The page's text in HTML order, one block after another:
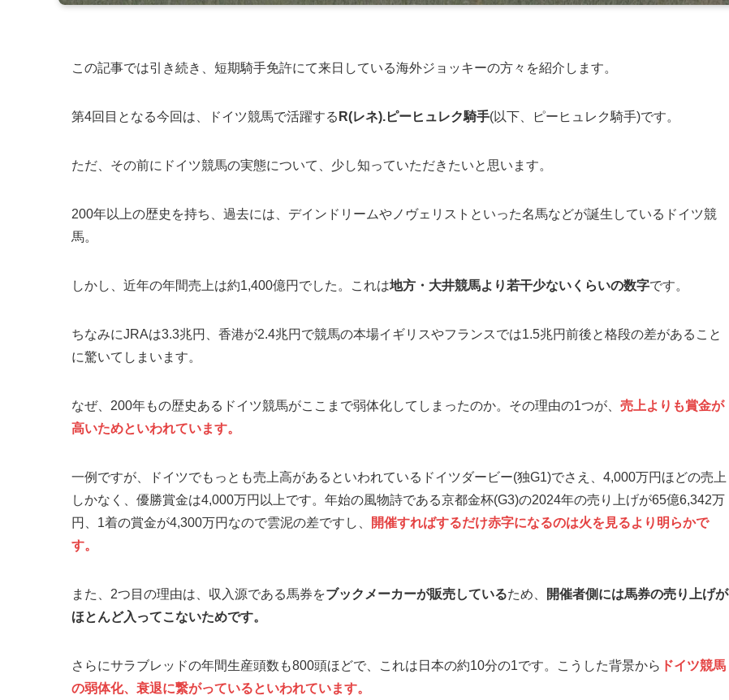
この記事では引き続き、短期騎手免許にて来日している海外ジョッキーの方々を紹介します。
第4回目となる今回は、ドイツ競馬で活躍する R(レネ).ピーヒュレク騎手(以下、ピーヒュレク騎手)です。
ただ、その前にドイツ競馬の実態について、少し知っていただきたいと思います。
200年以上の歴史を持ち、過去には、デインドリームやノヴェリストといった名馬などが誕生しているドイツ競
馬。
しかし、近年の年間売上は約1,400億円でした。これは地方・大井競馬より若干少ないくらいの数字です。
ちなみにJRAは3.3兆円、香港が2.4兆円で競馬の本場イギリスやフランスでは1.5兆円前後と格段の差があること
に驚いてしまいます。
なぜ、200年もの歴史あるドイツ競馬がここまで弱体化してしまったのか。その理由の1つが、 売上よりも賞金が
高いためといわれています。
一例ですが、ドイツでもっとも売上高があるといわれているドイツダービー(独G1)でさえ、4,000万円ほどの売上
しかなく、優勝賞金は4,000万円以上です。年始の風物詩である京都金杯(G3)の2024年の売り上げが65億6,342万
円、1着の賞金が4,300万円なので雲泥の差ですし、
開催すればするだけ赤字になるのは火を見るより明らかで
す。
また、2つ目の理由は、収入源である馬券をブックメーカーが販売しているため、
開催者側には馬券の売り上げが
ほとんど入ってこないためです。
さらにサラブレッドの年間生産頭数も800頭ほどで、これは日本の約10分の1です。こうした背景から ドイツ競馬
の弱体化、衰退に繋がっているといわれています。